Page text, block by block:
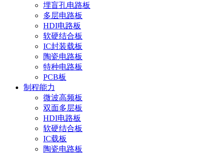
埋盲孔电路板
多层电路板
HDI电路板
软硬结合板
IC封装载板
陶瓷电路板
特种电路板
PCB板
制程能力
微波高频板
双面多层板
HDI电路板
软硬结合板
IC载板
陶瓷电路板